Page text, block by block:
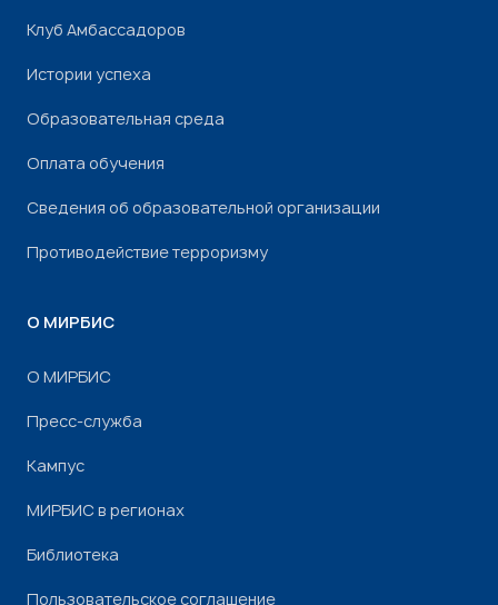
Клуб Амбассадоров
Истории успеха
Образовательная среда
Оплата обучения
Сведения об образовательной организации
Противодействие терроризму
О МИРБИС
О МИРБИС
Пресс-служба
Кампус
МИРБИС в регионах
Библиотека
Пользовательское соглашение